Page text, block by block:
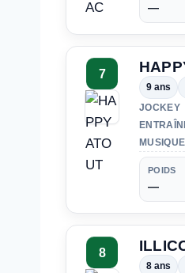
—
7
9 ans
JOCKEY
MUSIQUE
POIDS
—
8
8 ans